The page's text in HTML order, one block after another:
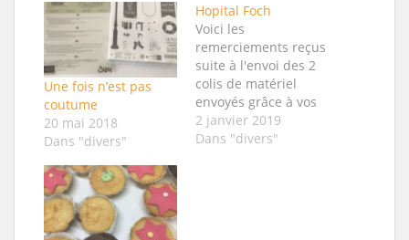
Une fois n’est pas
coutume
20 mai 2018
Dans "divers"
Hopital Foch
Voici les
remerciements reçus
suite à l'envoi des 2
colis de matériel
envoyés grâce à vos
dons lors de la
braderie du scrap un
2 janvier 2019
Dans "divers"